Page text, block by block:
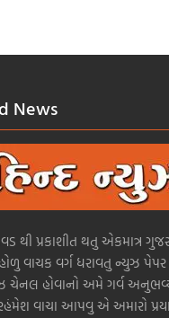
News
થી પ્રકાશીત થતુ એકમાત્ર
વાચક વર્ગ ધરાવતુ ન્યુઝ
હોવાનો અમે ગર્વ
વાચા આપવુ એ અમારો